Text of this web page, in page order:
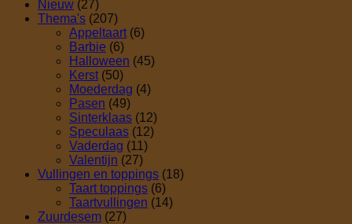
Nieuw (27)
Thema's (207)
Appeltaart (6)
Barbie (6)
Halloween (45)
Kerst (50)
Moederdag (4)
Pasen (49)
Sinterklaas (12)
Speculaas (12)
Vaderdag (11)
Valentijn (27)
Vullingen en toppings (18)
Taart toppings (6)
Taartvullingen (14)
Zuurdesem (27)